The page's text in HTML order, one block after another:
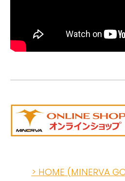
> HOME (MINERVA